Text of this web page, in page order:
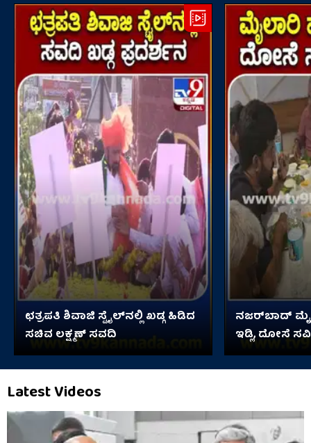
ಛತ್ರಪತಿ ಶಿವಾಜಿ ಸ್ಟೈಲ್​ನಲ್ಲಿ ಖಡ್ಗ ಹಿಡಿದ
ಸಚಿವ ಲಕ್ಷ್ಮಣ್ ಸವದಿ
ನಜರ್‌ಬಾದ್
ಇಡ್ಲಿ, ದೋಸೆ
Latest Videos